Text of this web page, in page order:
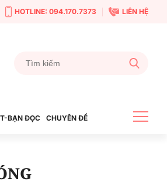
HOTLINE: 094.170.7373 LIÊN HỆ
BẠN ĐỌC CHUYÊN ĐỀ